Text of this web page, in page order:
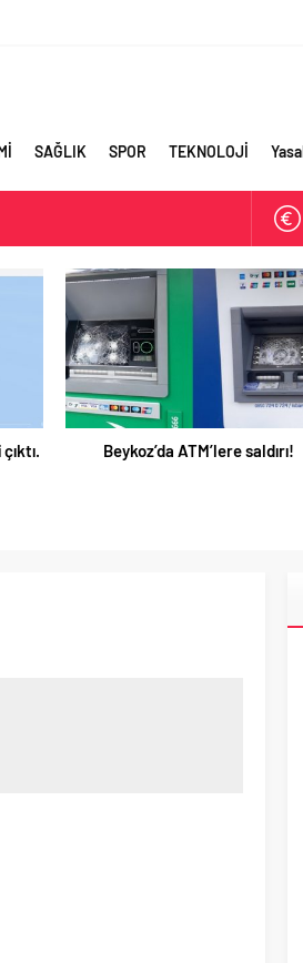
SAĞLIK SPOR TEKNOLOJİ
etti
Kitabı Çıktı
Beykoz’da ATM’lere saldırı!